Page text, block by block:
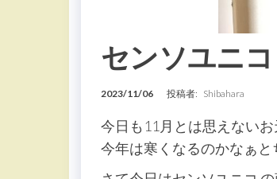
センソユニ
2023/11/06 投稿者: Shibahara
今日も11月とは思えないお
今年は寒くなるのかなぁと